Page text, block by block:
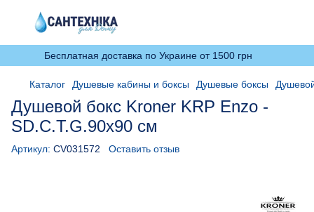
Бесплатная доставка по Украине от 1500 грн
Каталог Душевые кабины и боксы Душевые боксы
Душевой бокс Kroner KRP Enzo -
SD.C.T.G.90x90 см
Артикул: CV031572 Оставить отзыв